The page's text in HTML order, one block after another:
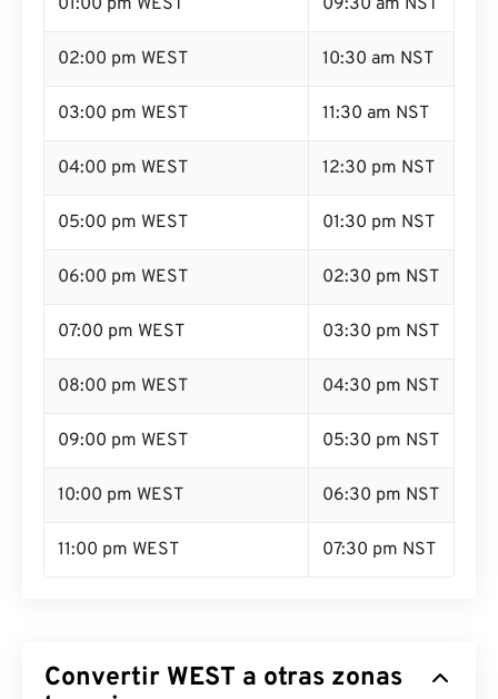
01:00 pm WEST 09:30 am NST
02:00 pm WEST 10:30 am NST
03:00 pm WEST 11:30 am NST
04:00 pm WEST 12:30 pm NST
05:00 pm WEST 01:30 pm NST
06:00 pm WEST 02:30 pm NST
07:00 pm WEST 03:30 pm NST
08:00 pm WEST 04:30 pm NST
09:00 pm WEST 05:30 pm NST
10:00 pm WEST 06:30 pm NST
11:00 pm WEST 07:30 pm NST
Convertir WEST a otras zonas